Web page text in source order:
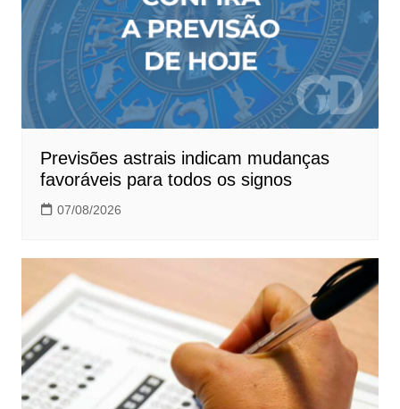
Previsões astrais indicam mudanças
favoráveis para todos os signos
07/08/2026